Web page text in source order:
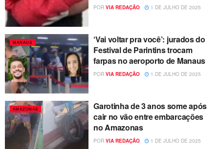
POR VIA REDAÇÃO 1 DE JULHO DE 2025
MANAUS
‘Vai voltar pra você’: jurados do
Festival de Parintins trocam
farpas no aeroporto de Manaus
POR VIA REDAÇÃO 1 DE JULHO DE 2025
AMAZONAS
Garotinha de 3 anos some após
cair no vão entre embarcações
no Amazonas
POR VIA REDAÇÃO 1 DE JULHO DE 2025